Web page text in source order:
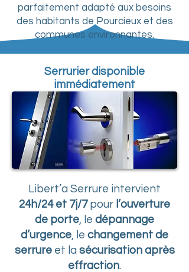
parfaitement adapté aux besoins
des habitants de Pourcieux et des
communes environnantes.
Serrurier disponible
immédiatement
Libert’a Serrure intervient
24h/24 et 7j/7pour l’ouverture
de porte, le dépannage
d’urgence, le changement de
serrureet la sécurisation après
effraction.